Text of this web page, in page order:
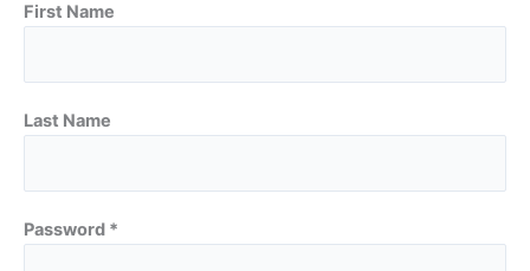
First Name
Last Name
Password *